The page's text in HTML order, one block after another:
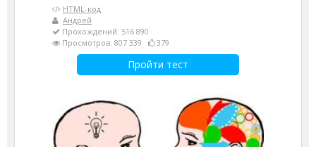
HTML-код
Андрей
Прохождений: 516 890
Просмотров: 807 339
379
Пройти тест